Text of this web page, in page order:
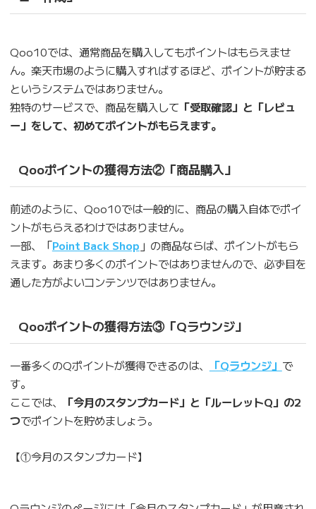
Qoo10では、通常商品を購入してもポイントはもらえませ
ん。楽天市場のように購入すればするほど、ポイントが貯まる
というシステムではありません。
独特のサービスで、商品を購入して 「受取確認」と「レビュ
ー」をして、初めてポイントがもらえます。
Qooポイントの獲得方法②「商品購入」
前述のように、Qoo10では一般的に、商品の購入自体でポイ
ントがもらえるわけではありません。
一部、「Point Back Shop 」の商品ならば、ポイントがもら
えます。あまり多くのポイントではありませんので、必ず目を
通した方がよいコンテンツではありません。
Qooポイントの獲得方法③「Qラウンジ」
一番多くのQポイントが獲得できるのは、 「Qラウンジ」 で
す。
ここでは、
「今月のスタンプカード」と「ルーレットQ」の2
つでポイントを貯めましょう。
【①今月のスタンプカード】